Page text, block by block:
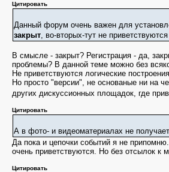
Цитировать
Данный форум очень важен для
закрыт, во-вторых-тут не
В смысле - закрыт? Регистрация - да,
проблемы? В данной теме можно без
Не приветствуются логические
Но просто "версии", не основаные ни на
других дискуссионных площадок, где
Цитировать
А в фото- и видеоматериалах не
Да пока и цепочки событий я не
очень приветствуются. Но без отсылок
Цитировать